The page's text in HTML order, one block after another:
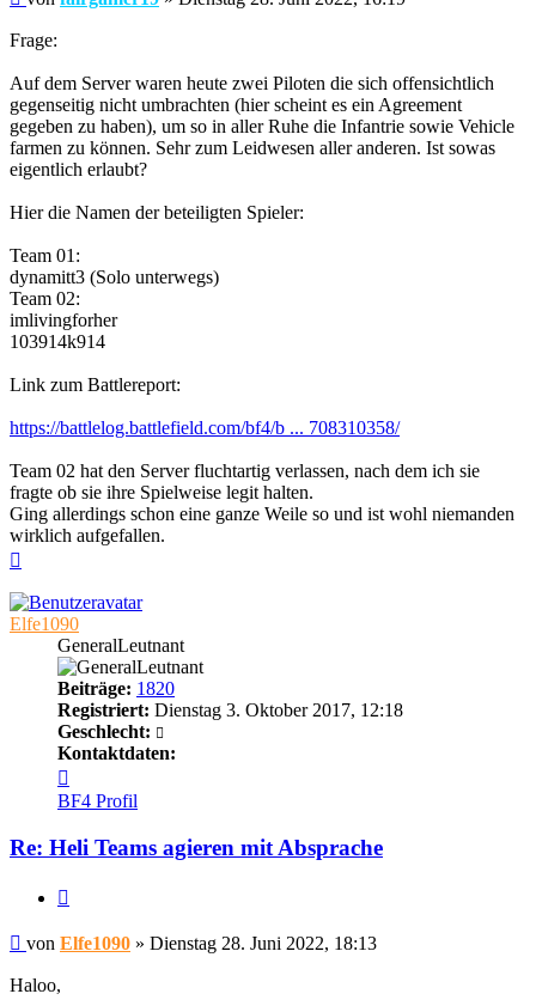
Frage:
Auf dem Server waren heute zwei Piloten die sich offensichtlich
gegenseitig nicht umbrachten (hier scheint es ein Agreement
gegeben zu haben), um so in aller Ruhe die Infantrie sowie Vehicle
farmen zu können. Sehr zum Leidwesen aller anderen. Ist sowas
eigentlich erlaubt?
Hier die Namen der beteiligten Spieler:
Team 01:
dynamitt3 (Solo unterwegs)
Team 02:
imlivingforher
103914k914
Link zum Battlereport:
https://battlelog.battlefield.com/bf4/b ... 708310358/
Team 02 hat den Server fluchtartig verlassen, nach dem ich sie
fragte ob sie ihre Spielweise legit halten.
Ging allerdings schon eine ganze Weile so und ist wohl niemanden
wirklich aufgefallen.
Elfe1090
GeneralLeutnant
Beiträge: 1820
Registriert: Dienstag 3. Oktober 2017, 12:18
Geschlecht:
Kontaktdaten:
von
Elfe1090
BF4 Profil
Re: Heli Teams agieren mit Absprache
Beitrag
von Elfe1090 » Dienstag 28. Juni 2022, 18:13
Haloo,